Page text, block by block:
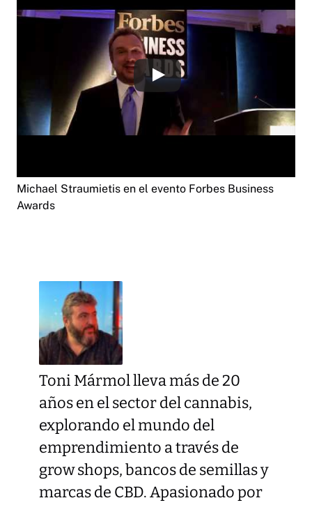
Michael Straumietis en el evento Forbes Business
Awards
Toni Mármol lleva más de 20
años en el sector del cannabis,
explorando el mundo del
emprendimiento a través de
grow shops, bancos de semillas y
marcas de CBD. Apasionado por